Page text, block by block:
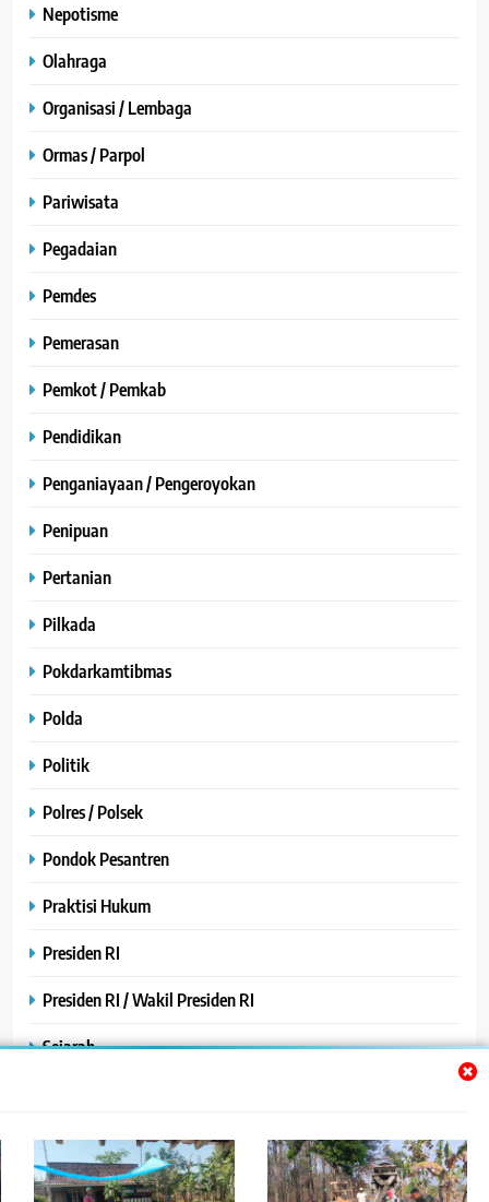
Nepotisme
Olahraga
Organisasi / Lembaga
Ormas / Parpol
Pariwisata
Pegadaian
Pemdes
Pemerasan
Pemkot / Pemkab
Pendidikan
Penganiayaan / Pengeroyokan
Penipuan
Pertanian
Pilkada
Pokdarkamtibmas
Polda
Politik
Polres / Polsek
Pondok Pesantren
Praktisi Hukum
Presiden RI
Presiden RI / Wakil Presiden RI
Sejarah
SPPG /MBG
TNI AU